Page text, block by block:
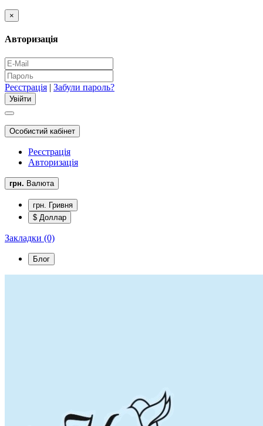
×
Авторизація
Реєстрація | Забули пароль?
Особистий кабінет
Реєстрація
Авторизація
грн. Валюта
грн. Гривня
$ Доллар
Закладки (0)
Блог